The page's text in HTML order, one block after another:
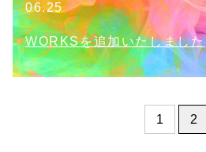
06.25
WORKSを追加いたしました
1 2